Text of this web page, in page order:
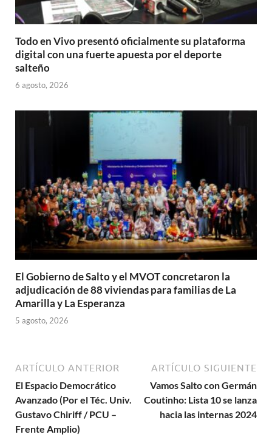
Todo en Vivo presentó oficialmente su plataforma
digital con una fuerte apuesta por el deporte
salteño
6 agosto, 2026
El Gobierno de Salto y el MVOT concretaron la
adjudicación de 88 viviendas para familias de La
Amarilla y La Esperanza
5 agosto, 2026
ARTÍCULO ANTERIOR
El Espacio Democrático
Avanzado (Por el Téc. Univ.
Gustavo Chiriff / PCU –
Frente Amplio)
ARTÍCULO SIGUIENTE
Vamos Salto con Germán
Coutinho: Lista 10 se lanza
hacia las internas 2024